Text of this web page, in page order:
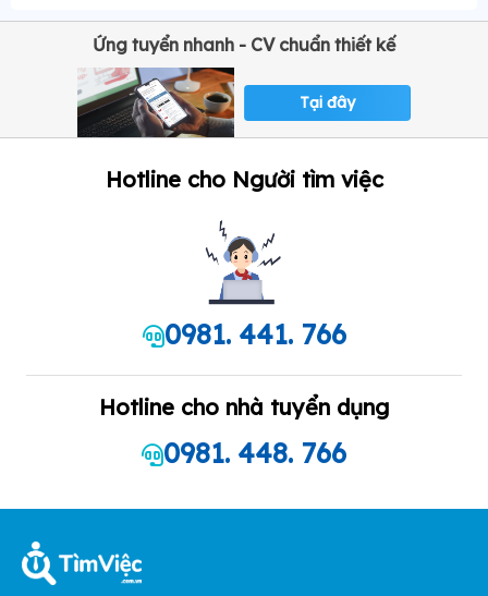
Ứng tuyển nhanh - CV chuẩn thiết kế
Tại đây
Hotline cho Người tìm việc
0981. 441. 766
Hotline cho nhà tuyển dụng
0981. 448. 766